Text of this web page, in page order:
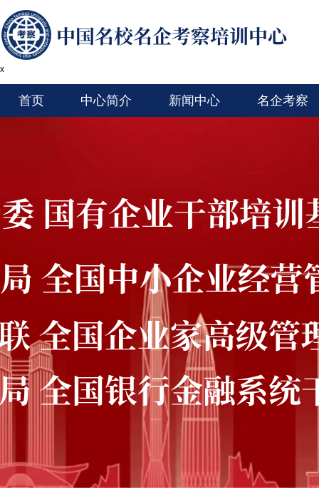
x
首页 中心简介 新闻中心 名企考察